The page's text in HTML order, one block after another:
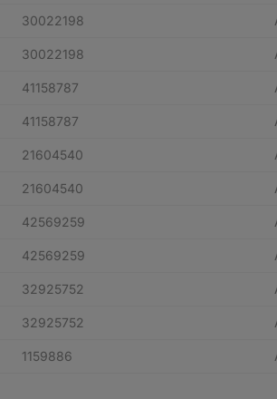
30022198
30022198
41158787
41158787
21604540
21604540
42569259
42569259
32925752
32925752
1159886